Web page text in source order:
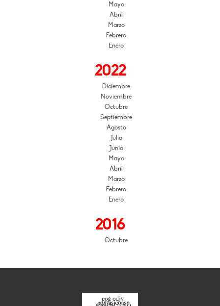
Mayo
Abril
Marzo
Febrero
Enero
2022
Diciembre
Noviembre
Octubre
Septiembre
Agosto
Julio
Junio
Mayo
Abril
Marzo
Febrero
Enero
2016
Octubre